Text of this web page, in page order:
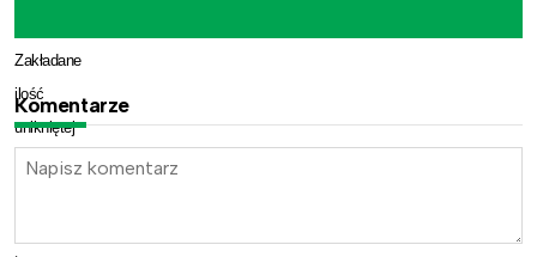
Zakładane
ilość
unikniętej
emisji
Komentarze